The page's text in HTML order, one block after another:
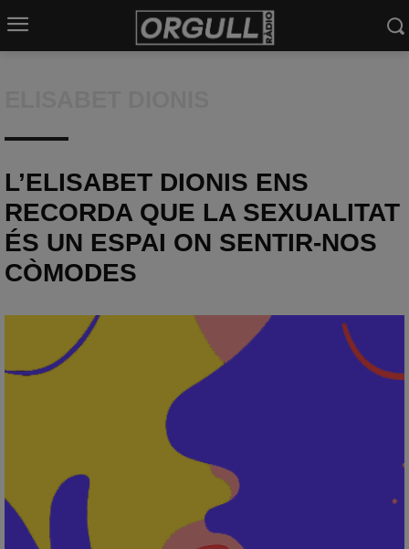
L’ELISABET DIONIS ENS
RECORDA QUE LA SEXUALITAT
ÉS UN ESPAI ON SENTIR-NOS
CÒMODES